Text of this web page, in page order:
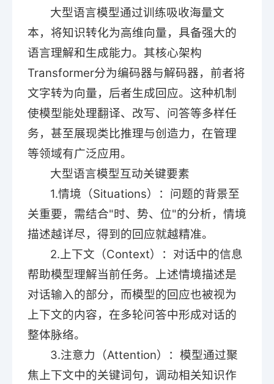
大型语言模型通过训练吸收海量文
本，将知识转化为高维向量，具备强大的
语言理解和生成能力。其核心架构
Transformer分为编码器与解码器，前者将
文字转为向量，后者生成回应。这种机制
使模型能处理翻译、改写、问答等多样任
务，甚至展现类比推理与创造力，在管理
等领域有广泛应用。
大型语言模型互动关键要素
1.情境（Situations）：问题的背景至
关重要，需结合"时、势、位"的分析，情境
描述越详尽，得到的回应就越精准。
2.上下文（Context）：对话中的信息
帮助模型理解当前任务。上述情境描述是
对话输入的部分，而模型的回应也被视为
上下文的内容，在多轮问答中形成对话的
整体脉络。
3.注意力（Attention）：模型通过聚
焦上下文中的关键词句，调动相关知识作